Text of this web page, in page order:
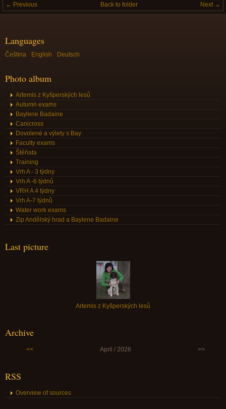
← Previous Next →
Back to folder
Languages
Čeština English Deutsch
Photo album
Artemis z Kyšperských lesů
Autumn exams
Baylene Badaine
Canicross
Dovolené a výlety s Bay
Faculty exams
Štěňata
Training
Vrh A - 3 týdny
Vrh A -6 týdnů
VRH A 4 týdny
Vrh A-7 týdnů
Water work exams
Zip Andělský hrad a Baylene Badaine
Last picture
Artemis z Kyšperských lesů
Archive
<< April / 2026 >>
RSS
Overview of sources